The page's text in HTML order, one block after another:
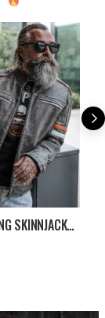
RD ROAD KING SKINNJACKA - DIRTY GREY